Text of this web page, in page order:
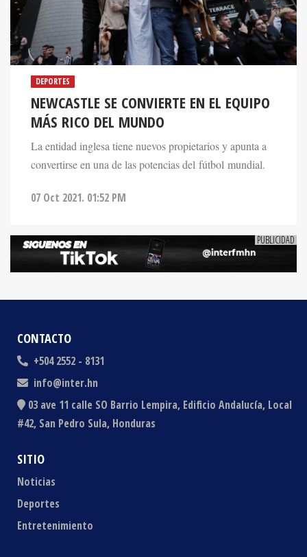
DEPORTES
NEWCASTLE SE CONVIERTE EN EL EQUIPO
MÁS RICO DEL MUNDO
La entidad inglesa tiene nuevos propietarios y apunta a
convertirse en una de las potencias del fútbol mundial.
CONTACTO
+504 2552 - 8131
info@inter.hn
03 ave 11 calle SO Barrio Lempira, Edificio Andalucía, Local
#42, San Pedro Sula, Honduras
SITIO
Noticias
Deportes
Entretenimiento